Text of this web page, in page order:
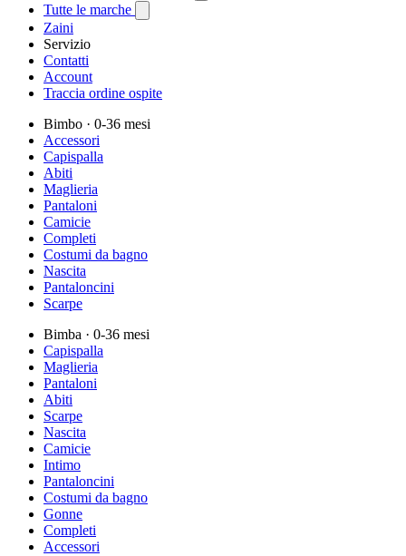
Tutte le marche
Zaini
Servizio
Contatti
Account
Traccia ordine ospite
Bimbo · 0-36 mesi
Accessori
Capispalla
Abiti
Maglieria
Pantaloni
Camicie
Completi
Costumi da bagno
Nascita
Pantaloncini
Scarpe
Bimba · 0-36 mesi
Capispalla
Maglieria
Pantaloni
Abiti
Scarpe
Nascita
Camicie
Intimo
Pantaloncini
Costumi da bagno
Gonne
Completi
Accessori